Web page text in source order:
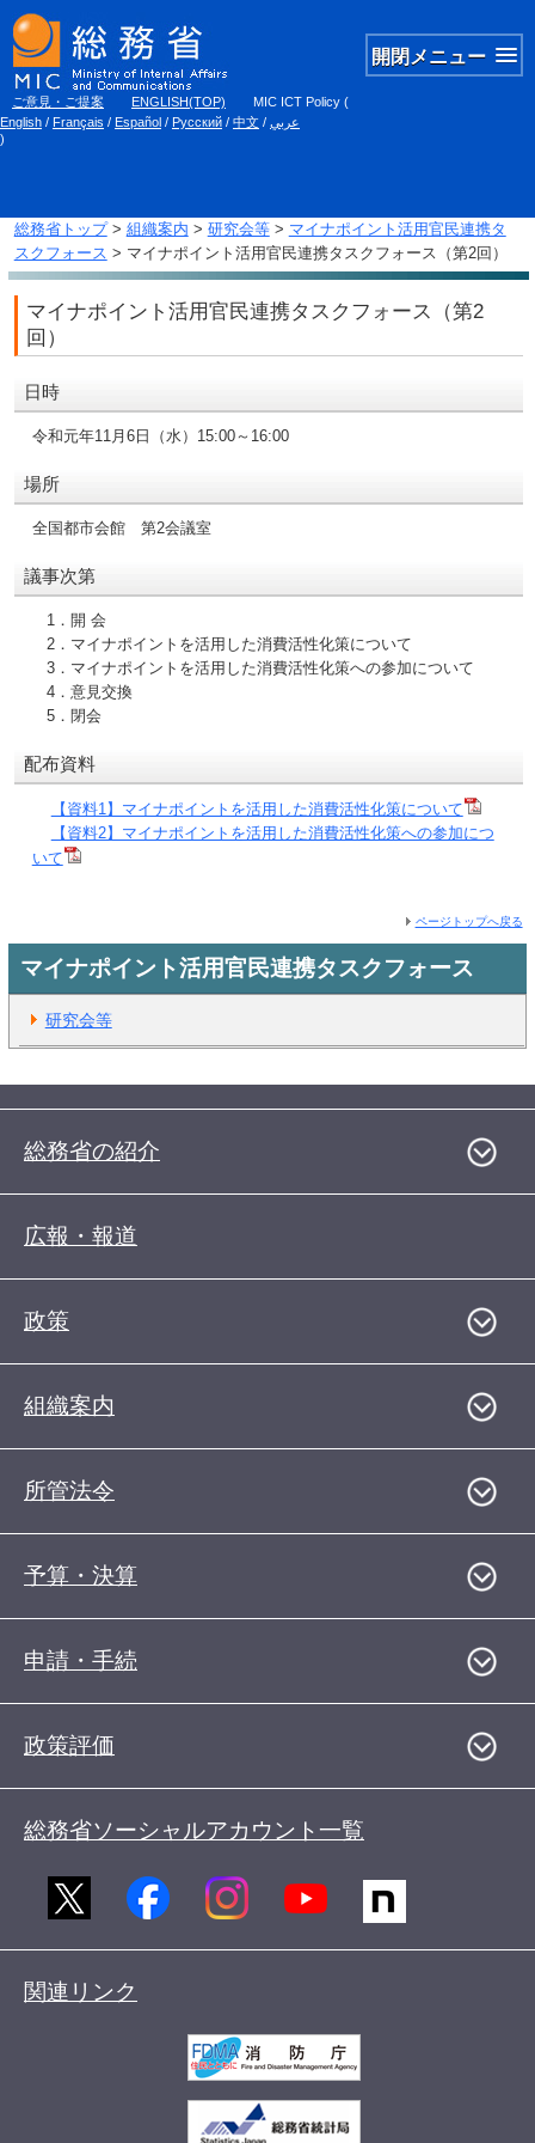
開閉メニュー
ご意見・ご提案 ENGLISH(TOP) MIC ICT Policy (
English / Français / Español / Русский / 中文 / عربي
)
総務省トップ> 組織案内 > 研究会等> マイナポイント活用官民連携タ
スクフォース > マイナポイント活用官民連携タスクフォース（第2回）
マイナポイント活用官民連携タスクフォース（第2
回）
日時
令和元年11月6日（水）15:00～16:00
場所
全国都市会館 第2会議室
議事次第
1．開 会
2．マイナポイントを活用した消費活性化策について
3．マイナポイントを活用した消費活性化策への参加について
4．意見交換
5．閉会
配布資料
【資料1】マイナポイントを活用した消費活性化策について
【資料2】マイナポイントを活用した消費活性化策への参加につ
いて
ページトップへ戻る
マイナポイント活用官民連携タスクフォース
研究会等
総務省の紹介
広報・報道
政策
組織案内
所管法令
予算・決算
申請・手続
政策評価
総務省ソーシャルアカウント一覧
関連リンク